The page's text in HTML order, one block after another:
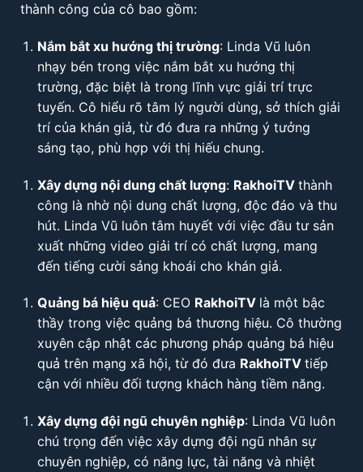
thành công của cô bao gồm:
Nắm bắt xu hướng thị trường: Linda Vũ luôn
nhạy bén trong việc nắm bắt xu hướng thị
trường, đặc biệt là trong lĩnh vực giải trí trực
tuyến. Cô hiểu rõ tâm lý người dùng, sở thích giải
trí của khán giả, từ đó đưa ra những ý tưởng
sáng tạo, phù hợp với thị hiếu chung.
Xây dựng nội dung chất lượng: RakhoiTV thành
công là nhờ nội dung chất lượng, độc đáo và thu
hút. Linda Vũ luôn tâm huyết với việc đầu tư sản
xuất những video giải trí có chất lượng, mang
đến tiếng cười sảng khoái cho khán giả.
Quảng bá hiệu quả: CEO RakhoiTV là một bậc
thầy trong việc quảng bá thương hiệu. Cô thường
xuyên cập nhật các phương pháp quảng bá hiệu
quả trên mạng xã hội, từ đó đưa RakhoiTV tiếp
cận với nhiều đối tượng khách hàng tiềm năng.
Xây dựng đội ngũ chuyên nghiệp: Linda Vũ luôn
chú trọng đến việc xây dựng đội ngũ nhân sự
chuyên nghiệp, có năng lực, tài năng và nhiệt